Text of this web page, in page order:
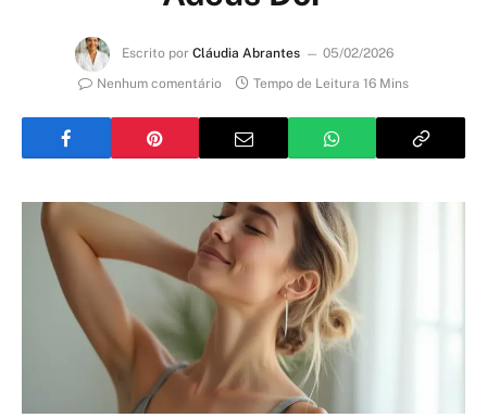
Escrito por Cláudia Abrantes
05/02/2026
Nenhum comentário
Tempo de Leitura 16 Mins